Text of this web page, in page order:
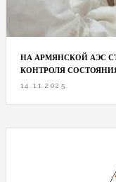
НА АРМЯНСКОЙ АЭС
КОНТРОЛЯ
14.11.2025